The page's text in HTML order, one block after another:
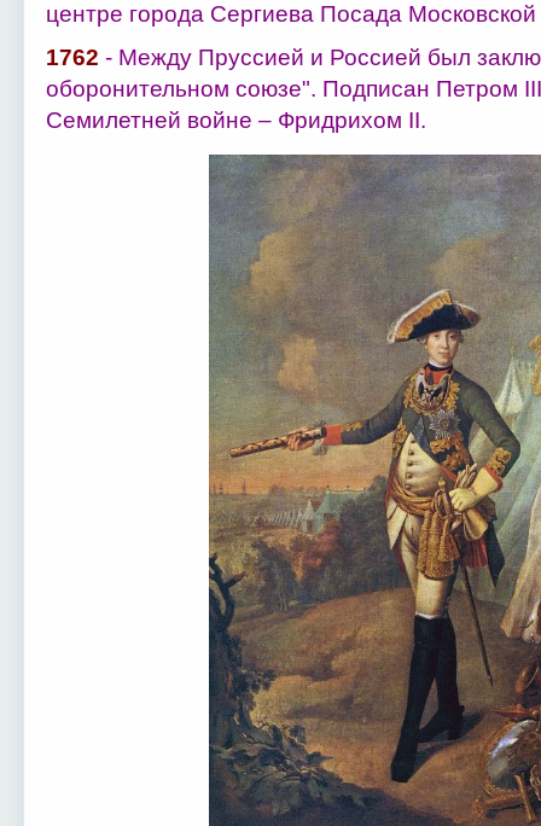
центре города Сергиева Посада Московской
1762 - Между Пруссией и Россией был
оборонительном союзе". Подписан Петром
Семилетней войне – Фридрихом II.